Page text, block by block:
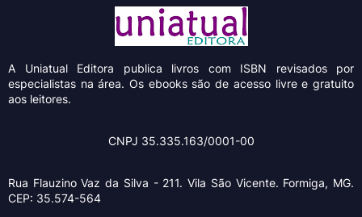
A Uniatual Editora publica livros com ISBN revisados por
especialistas na área. Os ebooks são de acesso livre e gratuito
aos leitores.
CNPJ 35.335.163/0001-00
Rua Flauzino Vaz da Silva - 211.Vila São Vicente. Formiga, MG.
CEP: 35.574-564